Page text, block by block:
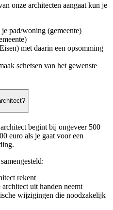
onze architecten aangaat kun je
pad/woning (gemeente)
met daarin een opsomming
schetsen van het gewenste
begint bij ongeveer 500
euro als je gaat voor een
rekent
uit handen neemt
wijzigingen die noodzakelijk